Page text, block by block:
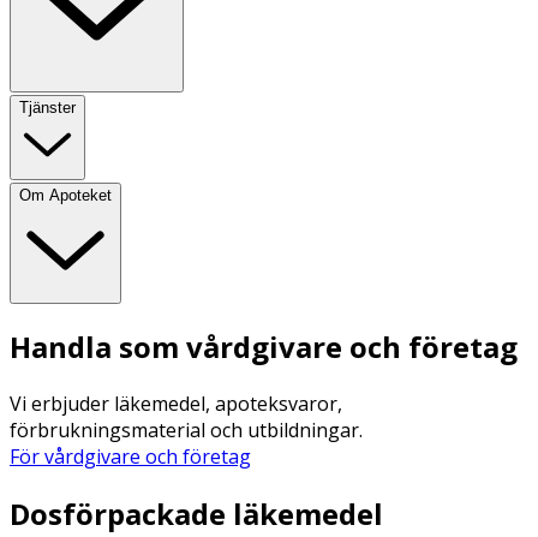
Tjänster
Om Apoteket
Handla som vårdgivare och företag
Vi erbjuder läkemedel, apoteksvaror,
förbrukningsmaterial och utbildningar.
För vårdgivare och företag
Dosförpackade läkemedel